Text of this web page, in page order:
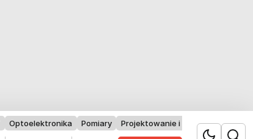
Optoelektronika Pomiary Projektowanie i badania